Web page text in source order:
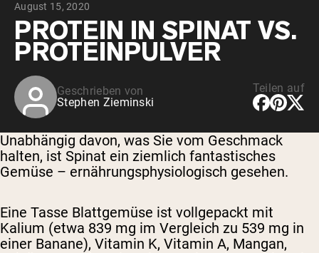
August 15, 2020
PROTEIN IN SPINAT VS.
PROTEINPULVER
Geschrieben von
Stephen Zieminski
Teilen auf
Unabhängig davon, was Sie vom Geschmack
halten, ist Spinat ein ziemlich fantastisches
Gemüse – ernährungsphysiologisch gesehen.
Eine Tasse Blattgemüse ist vollgepackt mit
Kalium (etwa 839 mg im Vergleich zu 539 mg in
einer Banane), Vitamin K, Vitamin A, Mangan,